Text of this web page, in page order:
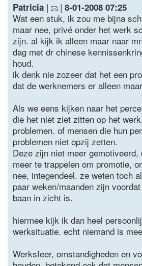
Patricia | | 8-01-2008 07:25
Wat een stuk, ik zou me bijna
maar nee, privé onder het werk
zijn. al kijk ik alleen maar naar
dag met dr chinese
houd.
ik denk nie zozeer dat het een
dat de werknemers er alleen
Als we eens kijken naar het
die het niet ziet zitten op het
problemen. of mensen die hun
problemen niet opzij zetten.
Deze zijn niet meer
meer te trappelen om promotie,
nee, integendeel. ze weten toch
paar weken/maanden zijn
baan in zicht is.
hiermee kijk ik dan heel
werksituatie. echt niemand is
Werksfeer, omstandigheden en